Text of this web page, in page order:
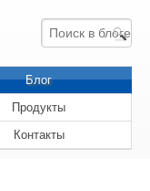
Блог
Продукты
Контакты